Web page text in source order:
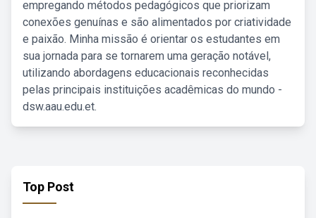
empregando métodos pedagógicos que priorizam
conexões genuínas e são alimentados por criatividade
e paixão. Minha missão é orientar os estudantes em
sua jornada para se tornarem uma geração notável,
utilizando abordagens educacionais reconhecidas
pelas principais instituições acadêmicas do mundo -
dsw.aau.edu.et.
Top Post